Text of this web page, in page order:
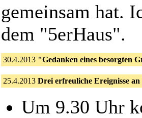
gemeinsam hat.
dem "5erHaus".
30.4.2013 "Gedanken eines besorgten
25.4.2013 Drei erfreuliche Ereignisse an
Um 9.30 Uhr